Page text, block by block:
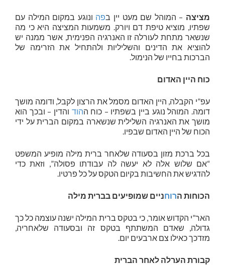
מציצה – המוהל שם מעט יין בפה ונוגע במקום המילה עם
שפתיו, מוציא טיפת דם ויורק. משמעות המציצה היא כי מה
שנשאר מתחת לעורלה זו האנרגיה הפנימית, אשר ממנה יש
להוציא את הדינים והשליליות ולהתחיל את הזרימה של
הברכות בחייו של הנימול.
כוח היין האדום
עפ”י הקבלה, היין האדום מסמל את הרצון לקבל, ודומה מושך
דומה. המוהל נוגע ביין בשפתיו – כוח ההוד והדין – ובכך הוא
מושך את האנרגיה השלילית שנשארה במקום הברית על ידי
הכוח של היין האדום שבפיו.
בכל ברכת מזון בסעודה שלאחר ברית מילה מופיע המשפט
“אם שלוש אלה לא יעשה לה עבודתו פסולה”, וזאת כדי
להדגיש את החשיבות בקיום הטקס על כל פרטיו.
הכוחות הרוחניים שמופיעים בברית מילה
האר”י הקדוש אומר, כי בטקס ברית המילה ישנה עוצמה כל כך
גדולה, שאדם המשתתף בטקס זה ובסעודה שלאחריה,
מזדכך כאילו צם ארבעים יום.
קבורת הערלה לאחר הברית